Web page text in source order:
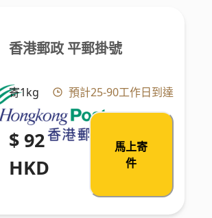
香港郵政 平郵掛號
寄1kg 預計25-90工作日到達
$ 92
HKD
馬上寄
件